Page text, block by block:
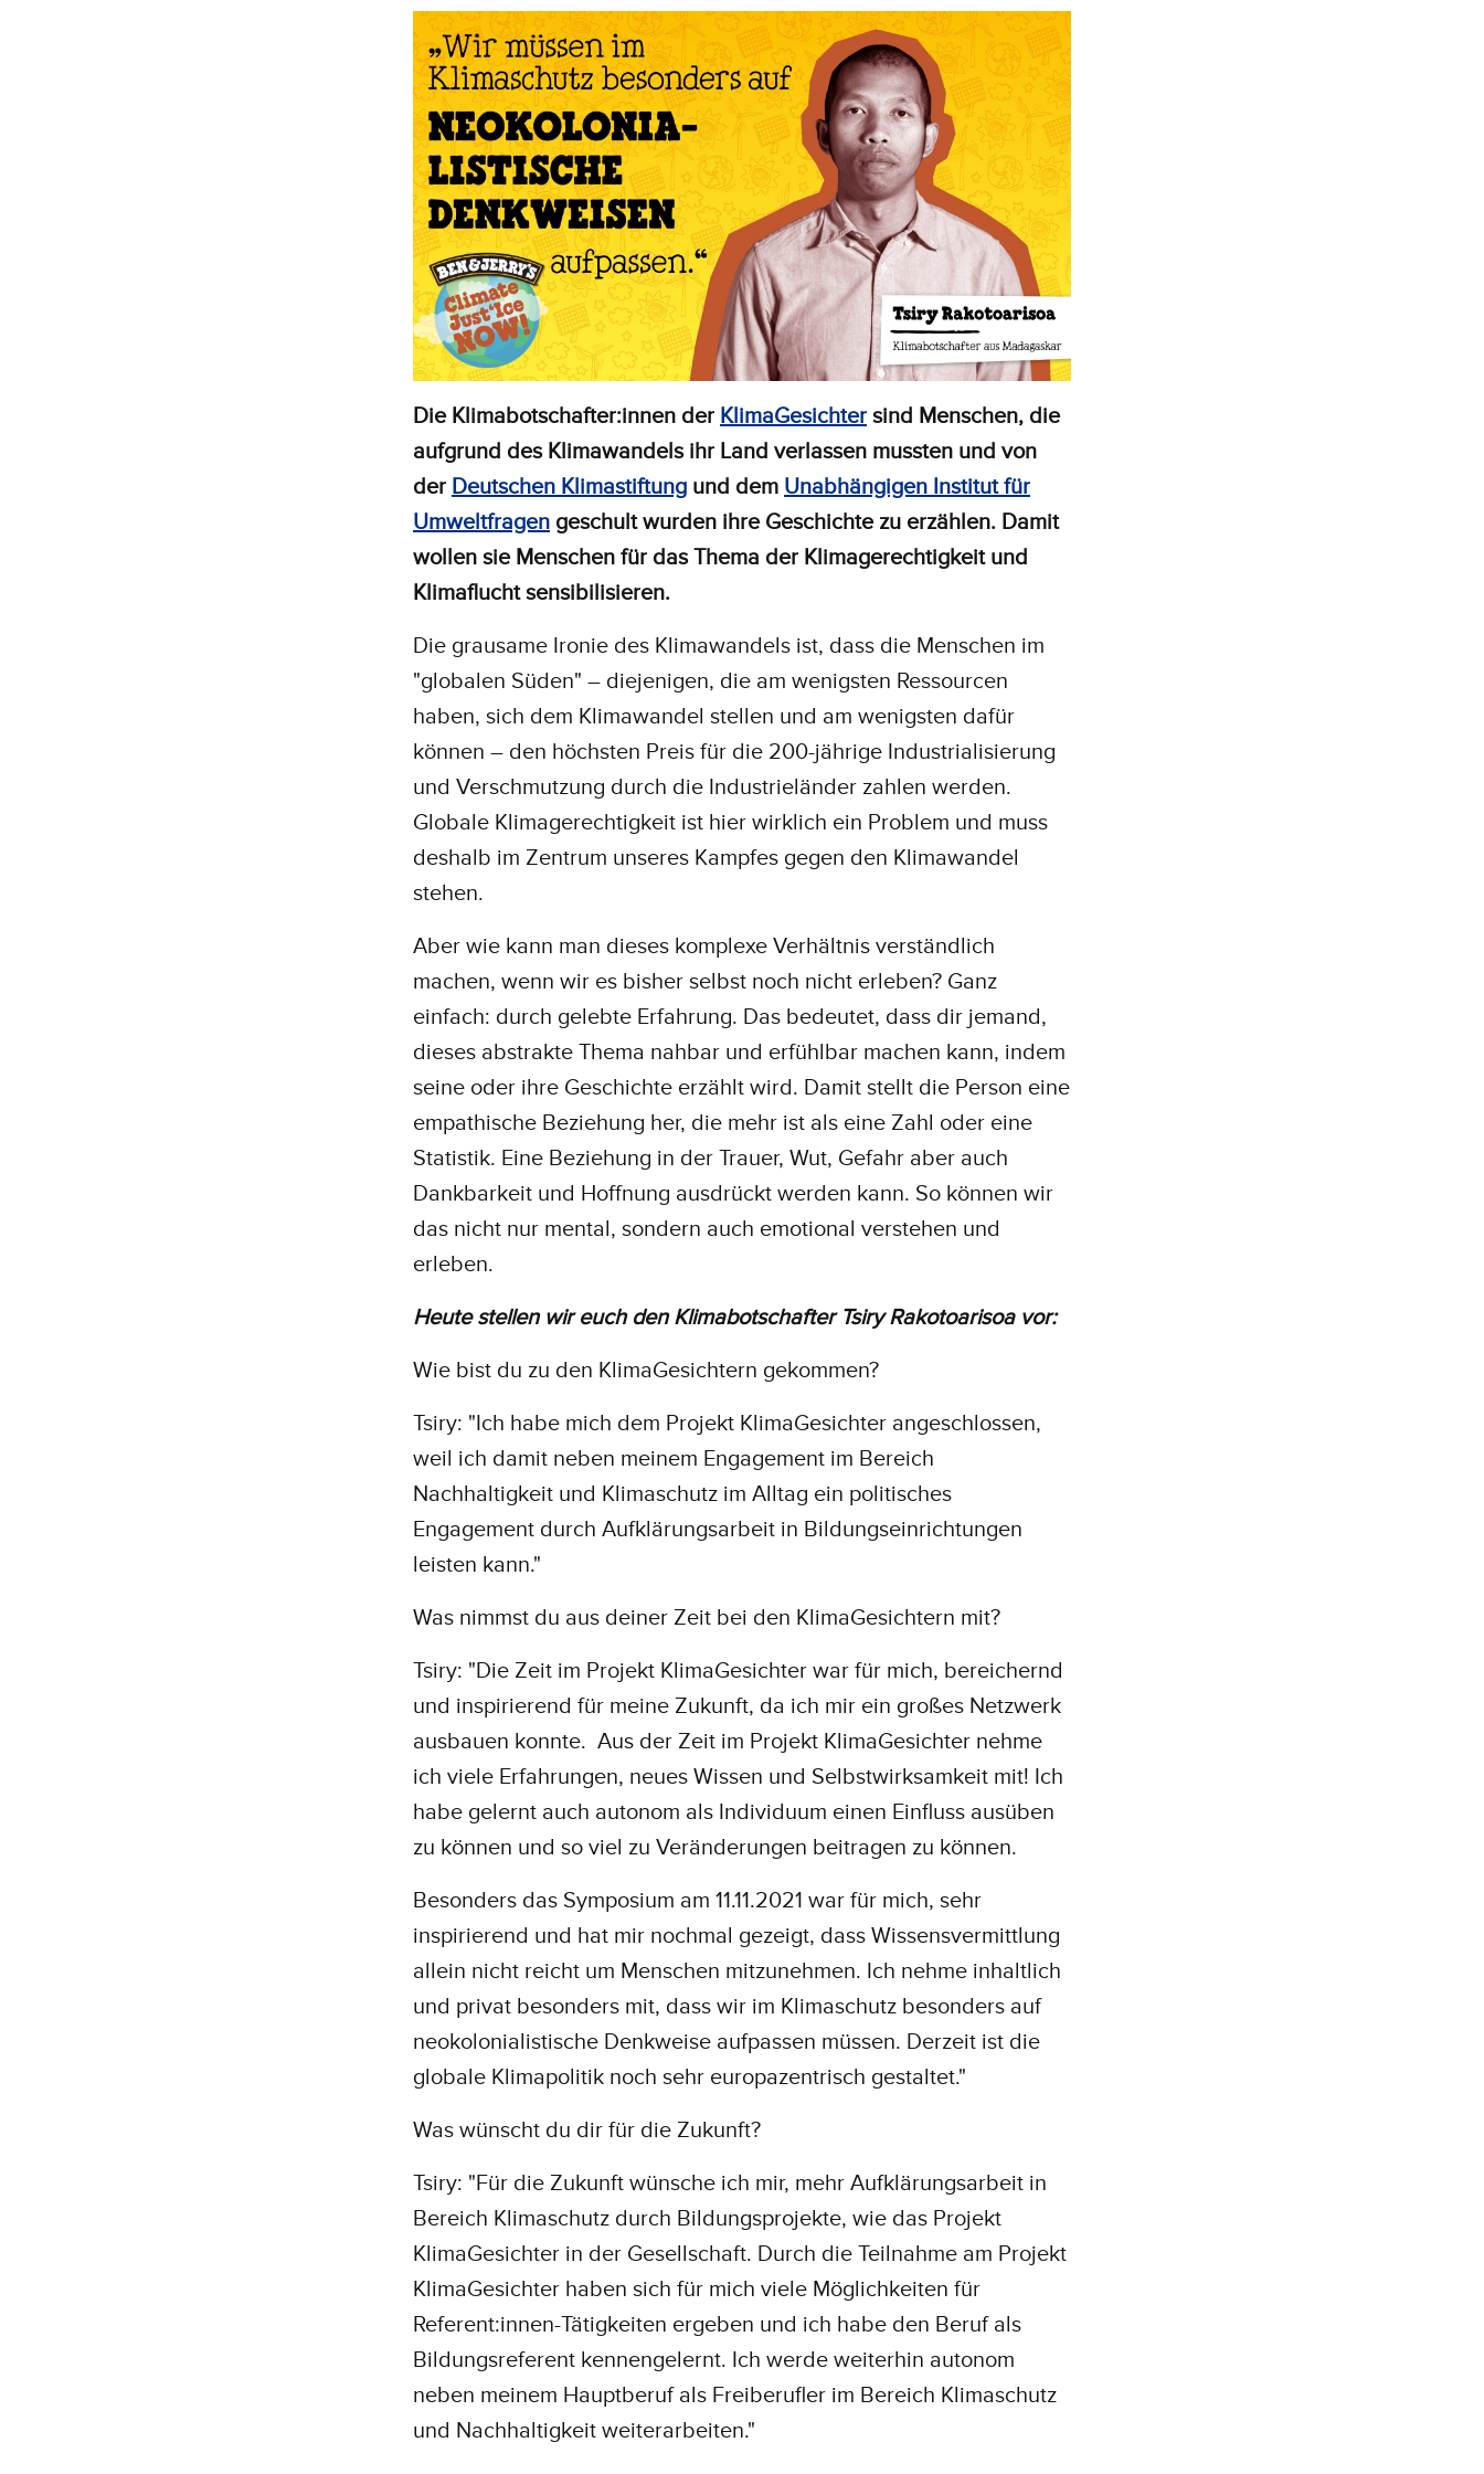
Die Klimabotschafter:innen der KlimaGesichter sind Menschen, die
aufgrund des Klimawandels ihr Land verlassen mussten und von
der Deutschen Klimastiftung und dem Unabhängigen Institut für
Umweltfragen geschult wurden ihre Geschichte zu erzählen. Damit
wollen sie Menschen für das Thema der Klimagerechtigkeit und
Klimaflucht sensibilisieren.
Die grausame Ironie des Klimawandels ist, dass die Menschen im
"globalen Süden" – diejenigen, die am wenigsten Ressourcen
haben, sich dem Klimawandel stellen und am wenigsten dafür
können – den höchsten Preis für die 200-jährige Industrialisierung
und Verschmutzung durch die Industrieländer zahlen werden.
Globale Klimagerechtigkeit ist hier wirklich ein Problem und muss
deshalb im Zentrum unseres Kampfes gegen den Klimawandel
stehen.
Aber wie kann man dieses komplexe Verhältnis verständlich
machen, wenn wir es bisher selbst noch nicht erleben? Ganz
einfach: durch gelebte Erfahrung. Das bedeutet, dass dir jemand,
dieses abstrakte Thema nahbar und erfühlbar machen kann, indem
seine oder ihre Geschichte erzählt wird. Damit stellt die Person eine
empathische Beziehung her, die mehr ist als eine Zahl oder eine
Statistik. Eine Beziehung in der Trauer, Wut, Gefahr aber auch
Dankbarkeit und Hoffnung ausdrückt werden kann. So können wir
das nicht nur mental, sondern auch emotional verstehen und
erleben.
Heute stellen wir euch den Klimabotschafter Tsiry Rakotoarisoa vor:
Wie bist du zu den KlimaGesichtern gekommen?
Tsiry: "Ich habe mich dem Projekt KlimaGesichter angeschlossen,
weil ich damit neben meinem Engagement im Bereich
Nachhaltigkeit und Klimaschutz im Alltag ein politisches
Engagement durch Aufklärungsarbeit in Bildungseinrichtungen
leisten kann."
Was nimmst du aus deiner Zeit bei den KlimaGesichtern mit?
Tsiry: "Die Zeit im Projekt KlimaGesichter war für mich, bereichernd
und inspirierend für meine Zukunft, da ich mir ein großes Netzwerk
ausbauen konnte. Aus der Zeit im Projekt KlimaGesichter nehme
ich viele Erfahrungen, neues Wissen und Selbstwirksamkeit mit! Ich
habe gelernt auch autonom als Individuum einen Einfluss ausüben
zu können und so viel zu Veränderungen beitragen zu können.
Besonders das Symposium am 11.11.2021 war für mich, sehr
inspirierend und hat mir nochmal gezeigt, dass Wissensvermittlung
allein nicht reicht um Menschen mitzunehmen. Ich nehme inhaltlich
und privat besonders mit, dass wir im Klimaschutz besonders auf
neokolonialistische Denkweise aufpassen müssen. Derzeit ist die
globale Klimapolitik noch sehr europazentrisch gestaltet."
Was wünscht du dir für die Zukunft?
Tsiry: "Für die Zukunft wünsche ich mir, mehr Aufklärungsarbeit in
Bereich Klimaschutz durch Bildungsprojekte, wie das Projekt
KlimaGesichter in der Gesellschaft. Durch die Teilnahme am Projekt
KlimaGesichter haben sich für mich viele Möglichkeiten für
Referent:innen-Tätigkeiten ergeben und ich habe den Beruf als
Bildungsreferent kennengelernt. Ich werde weiterhin autonom
neben meinem Hauptberuf als Freiberufler im Bereich Klimaschutz
und Nachhaltigkeit weiterarbeiten."